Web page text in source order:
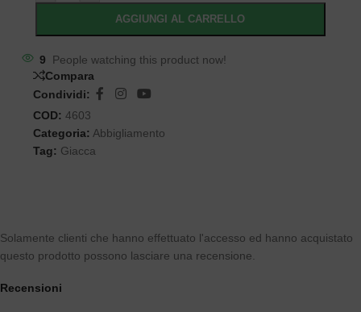
AGGIUNGI AL CARRELLO
9
People watching this product now!
Compara
Condividi:
COD: 4603
Categoria: Abbigliamento
Tag: Giacca
Recensioni
Solamente clienti che hanno effettuato l'accesso ed hanno acquistato
questo prodotto possono lasciare una recensione.